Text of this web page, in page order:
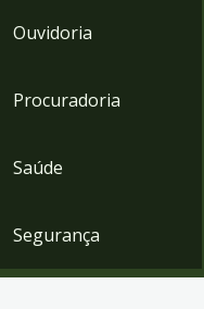
Ouvidoria
Procuradoria
Saúde
Segurança